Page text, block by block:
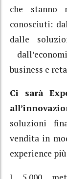
che
conosciuti:
dalle
business e
Ci sarà
soluzioni
vendita in
experience